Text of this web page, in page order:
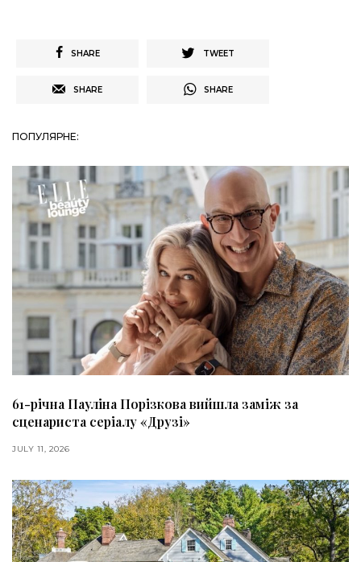
SHARE TWEET
SHARE SHARE
ПОПУЛЯРНЕ:
61-річна Пауліна Порізкова вийшла заміж за
сценариста серіалу «Друзі»
JULY 11, 2026